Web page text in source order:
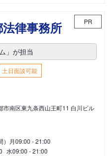
律事務所 PR
」が担当
土日面談可能
市南区東九条西山王町11 白川ビル
月09:00 - 21:00
水09:00 - 21:00